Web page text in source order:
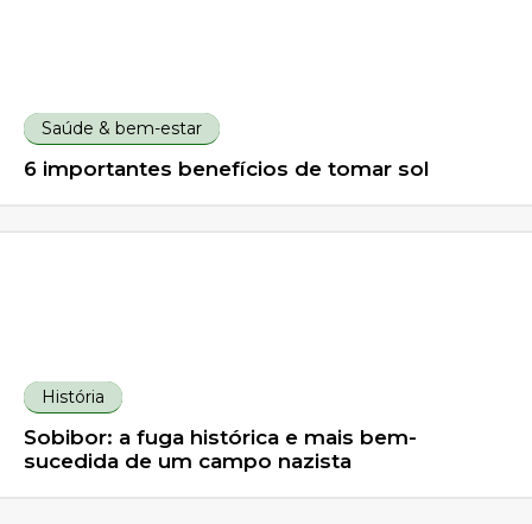
Saúde & bem-estar
6 importantes benefícios de tomar sol
História
Sobibor: a fuga histórica e mais bem-
sucedida de um campo nazista